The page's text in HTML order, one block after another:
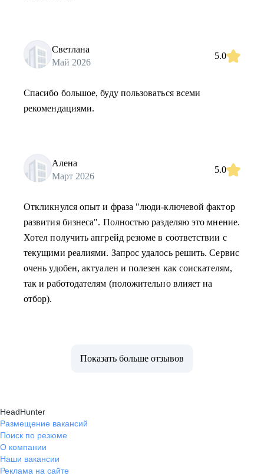
Светлана
Май 2026
5.0
Спасибо большое, буду пользоваться всеми
рекомендациями.
Алена
Март 2026
5.0
Откликнулся опыт и фраза "люди-ключевой фактор
развития бизнеса". Полностью разделяю это мнение.
Хотел получить апгрейд резюме в соответствии с
текущими реалиями. Запрос удалось решить. Сервис
очень удобен, актуален и полезен как соискателям,
так и работодателям (положительно влияет на
отбор).
Показать больше отзывов
HeadHunter
Размещение вакансий
Поиск по резюме
О компании
Наши вакансии
Реклама на сайте